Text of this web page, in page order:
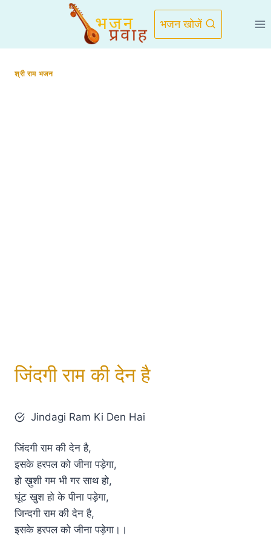
भजन खोजें
श्री राम भजन
जिंदगी राम की देन है
Jindagi Ram Ki Den Hai
जिंदगी राम की देन है,
इसके हरपल को जीना पड़ेगा,
हो ख़ुशी गम भी गर साथ हो,
घूंट खुश हो के पीना पड़ेगा,
जिन्दगी राम की देन है,
इसके हरपल को जीना पड़ेगा।।